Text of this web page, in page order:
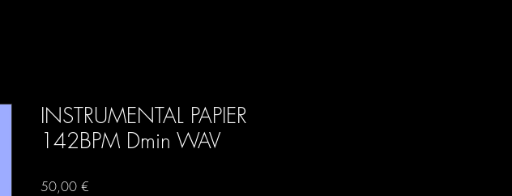
INSTRUMENTAL PAPIER
142BPM Dmin WAV
50,00 €